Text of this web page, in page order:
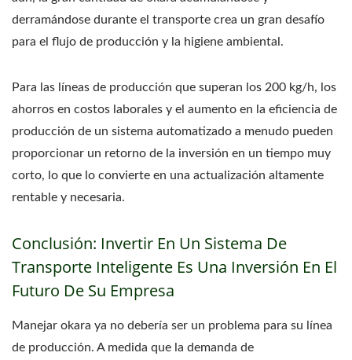
derramándose durante el transporte crea un gran desafío
para el flujo de producción y la higiene ambiental.
Para las líneas de producción que superan los 200 kg/h, los
ahorros en costos laborales y el aumento en la eficiencia de
producción de un sistema automatizado a menudo pueden
proporcionar un retorno de la inversión en un tiempo muy
corto, lo que lo convierte en una actualización altamente
rentable y necesaria.
Conclusión: Invertir En Un Sistema De
Transporte Inteligente Es Una Inversión En El
Futuro De Su Empresa
Manejar okara ya no debería ser un problema para su línea
de producción. A medida que la demanda de